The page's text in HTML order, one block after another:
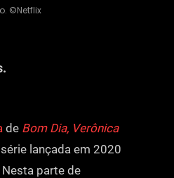
©Netflix
de Bom Dia, Verônica
lançada em 2020
parte de